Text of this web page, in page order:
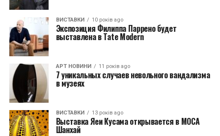
ВИСТАВКИ 10 років ago
Экспозиция Филиппа Паррено будет
выставлена в Tate Modern
АРТ НОВИНИ 11 років ago
7 уникальных случаев невольного вандализма
в музеях
ВИСТАВКИ 13 років ago
Выставка Яеи Кусама открывается в MОCA
Шанхай